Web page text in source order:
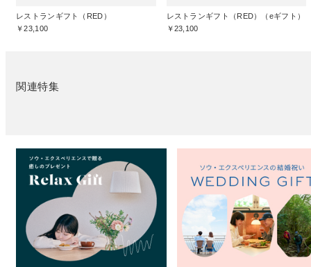
レストランギフト（RED）
￥23,100
レストランギフト（RED）（eギフト）
￥23,100
関連特集